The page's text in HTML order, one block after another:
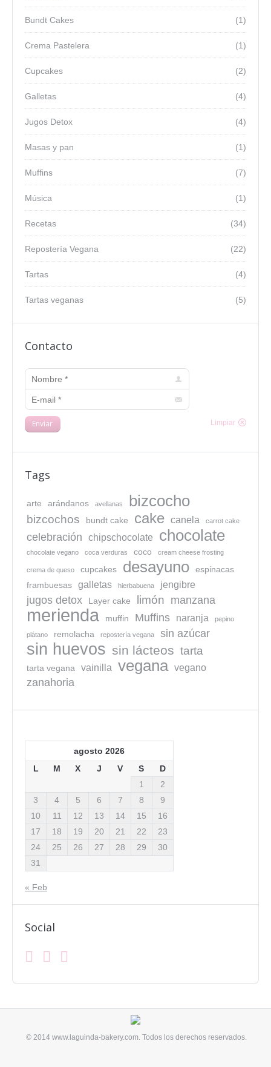
(1)
Bundt Cakes
(1)
Crema Pastelera
(2)
Cupcakes
(4)
Galletas
(4)
Jugos Detox
(1)
Masas y pan
(7)
Muffins
(1)
Música
(34)
Recetas
(22)
Repostería Vegana
(4)
Tartas
(5)
Tartas veganas
Contacto
Nombre *
E-mail *
Enviar Limpiar
Tags
arte arándanos avellanas bizcocho
bizcochos bundt cake cake canela carrot cake
celebración chipschocolate chocolate
chocolate vegano coca verduras coco cream cheese frosting
crema de queso cupcakes desayuno
espinacas
frambuesas
galletas hierbabuena jengibre
jugos detox Layer cake limón manzana
merienda muffin Muffins naranja pepino
plátano remolacha repostería vegana sin azúcar
sin huevos sin lácteos tarta
tarta vegana vainilla vegana vegano
zanahoria
agosto 2026
L
M X J V S
D
1
2
3
4 5 6 7 8
9
10
11 12 13 14 15
16
17
18 19 20 21 22
23
24
25 26 27 28 29
30
31
« Feb
Social
Facebook
Instagram
© 2014 www.laguinda-bakery.com. Todos los derechos reservados.